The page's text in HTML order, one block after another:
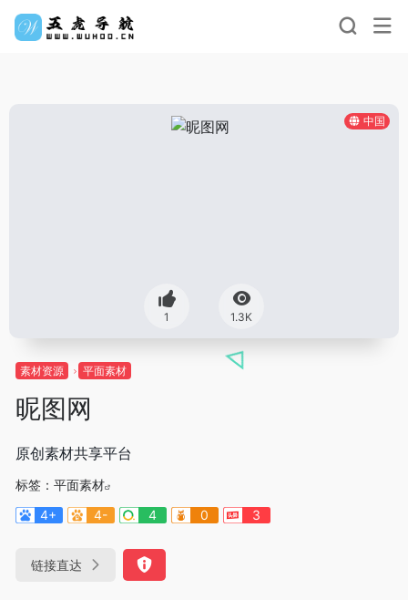
中国
1 1.3K
素材资源 平面素材
昵图网
原创素材共享平台
标签： 平面素材
4+
4- 4 0 3
链接直达